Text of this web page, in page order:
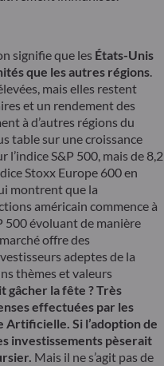
signifie que les États-Unis
que les autres régions.
mais elles restent
et un rendement des
à d’autres régions du
table sur une croissance
S&P 500, mais de 8,2
Stoxx Europe 600 en
montrent que la
américain commence à
500 évoluant de manière
offre des
adeptes de la
thèmes et valeurs
gâcher la fête ? Très
effectuées par les
Artificielle. Si l’adoption de
investissements pèserait
Mais il ne s’agit pas de